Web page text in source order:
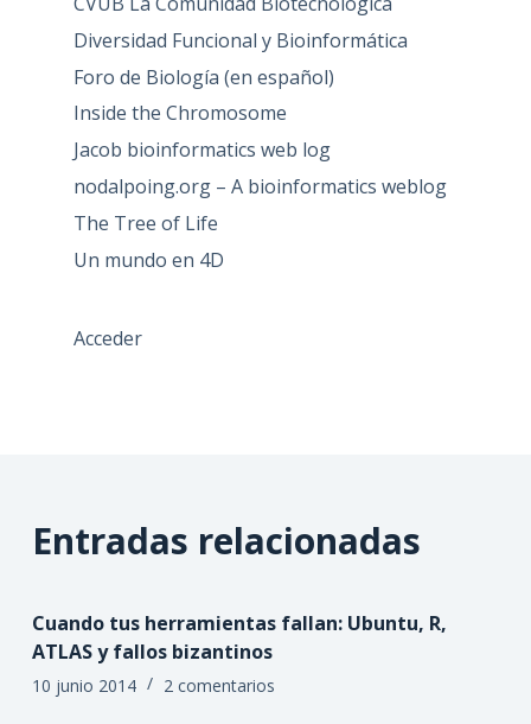
Diversidad Funcional y Bioinformática
Foro de Biología (en español)
Inside the Chromosome
Jacob bioinformatics web log
nodalpoing.org – A bioinformatics weblog
The Tree of Life
Un mundo en 4D
Acceder
Entradas relacionadas
Cuando tus herramientas fallan: Ubuntu, R,
ATLAS y fallos bizantinos
10 junio 2014 2 comentarios